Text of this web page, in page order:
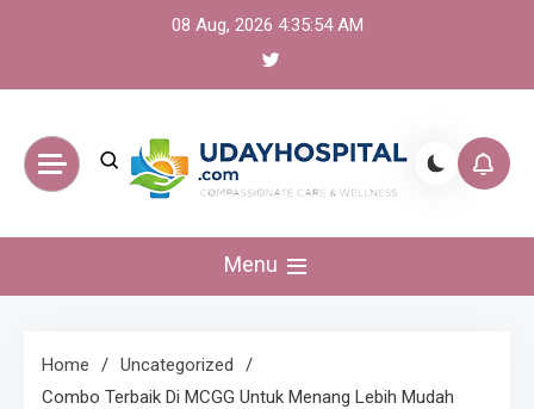
08 Aug, 2026 4:35:55 AM
UdayHospital:
Berita, olahraga,
gaming Akurat dan
Menu
Home
Uncategorized
Combo Terbaik Di MCGG Untuk Menang Lebih Mudah